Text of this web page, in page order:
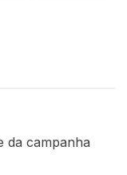
da campanha